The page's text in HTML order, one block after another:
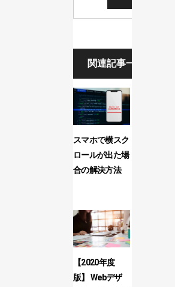
関連記事一覧
スマホで横スク
ロールが出た場
合の解決方法
【2020年度
版】 Webデザ